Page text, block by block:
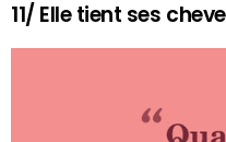
11/ Elle tient ses